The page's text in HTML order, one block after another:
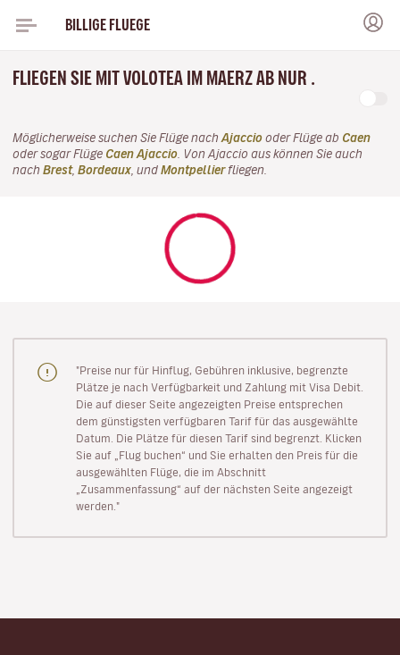
BILLIGE FLUEGE
FLIEGEN SIE MIT VOLOTEA IM MAERZ AB NUR .
Möglicherweise suchen Sie Flüge nach Ajaccio oder Flüge ab Caen
oder sogar Flüge Caen Ajaccio . Von Ajaccio aus können Sie auch
nach Brest, Bordeaux , und Montpellierfliegen.
"Preise nur für Hinflug, Gebühren inklusive, begrenzte
Plätze je nach Verfügbarkeit und Zahlung mit Visa Debit.
Die auf dieser Seite angezeigten Preise entsprechen
dem günstigsten verfügbaren Tarif für das ausgewählte
Datum. Die Plätze für diesen Tarif sind begrenzt. Klicken
Sie auf „Flug buchen“ und Sie erhalten den Preis für die
ausgewählten Flüge, die im Abschnitt
„Zusammenfassung“ auf der nächsten Seite angezeigt
werden."